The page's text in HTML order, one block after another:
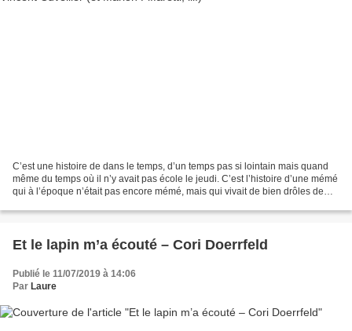
C’est une histoire de dans le temps, d’un temps pas si lointain mais quand
même du temps où il n’y avait pas école le jeudi. C’est l’histoire d’une mémé
qui à l’époque n’était pas encore mémé, mais qui vivait de bien drôles de
Et le lapin m’a écouté – Cori Doerrfeld
Publié le 11/07/2019 à 14:06
Par Laure